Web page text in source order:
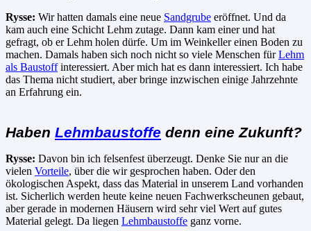
Rysse: Wir hatten damals eine neue Sandgrube eröffnet. Und da
kam auch eine Schicht Lehm zutage. Dann kam einer und hat
gefragt, ob er Lehm holen dürfe. Um im Weinkeller einen Boden zu
machen. Damals haben sich noch nicht so viele Menschen fürLehm
als Baustoffinteressiert. Aber mich hat es dann interessiert. Ich habe
das Thema nicht studiert, aber bringe inzwischen einige Jahrzehnte
an Erfahrung ein.
Haben Lehmbaustoffe denn eine Zukunft?
Rysse: Davon bin ich felsenfest überzeugt. Denke Sie nur an die
vielen Vorteile, über die wir gesprochen haben. Oder den
ökologischen Aspekt, dass das Material in unserem Land vorhanden
ist. Sicherlich werden heute keine neuen Fachwerkscheunen gebaut,
aber gerade in modernen Häusern wird sehr viel Wert auf gutes
Material gelegt. Da liegen Lehmbaustoffe ganz vorne.